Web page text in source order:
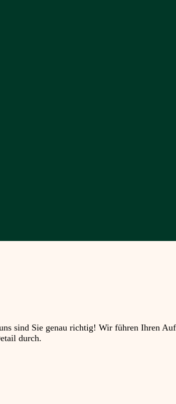
sind Sie genau richtig! Wir führen Ihren
durch.